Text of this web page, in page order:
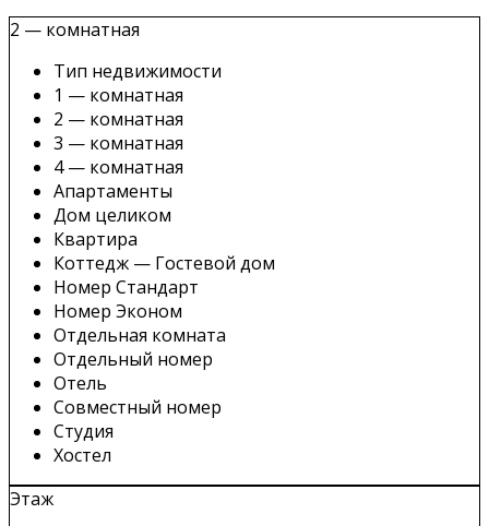
2 — комнатная
Тип недвижимости
1 — комнатная
2 — комнатная
3 — комнатная
4 — комнатная
Апартаменты
Дом целиком
Квартира
Коттедж — Гостевой дом
Номер Стандарт
Номер Эконом
Отдельная комната
Отдельный номер
Отель
Совместный номер
Студия
Хостел
Этаж